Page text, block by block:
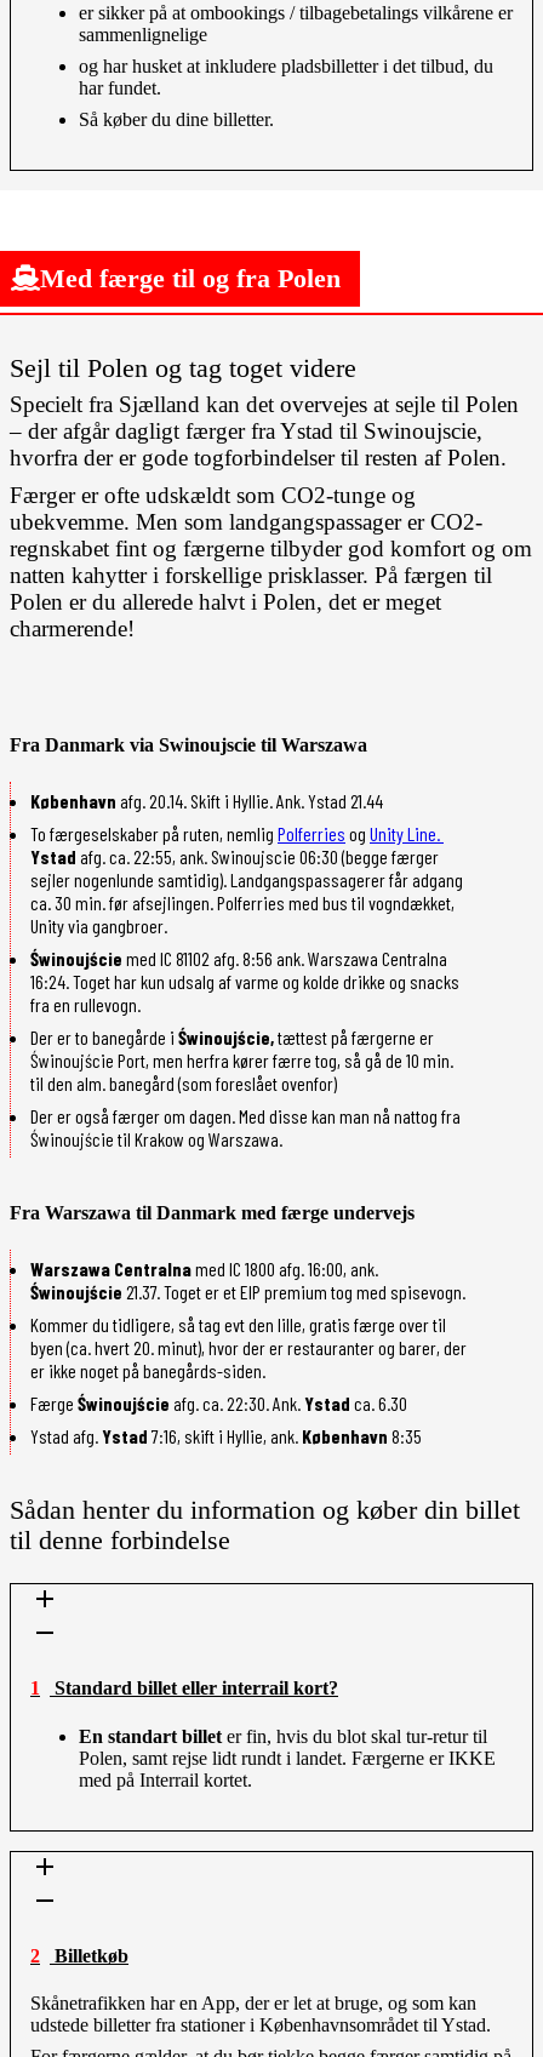
er sikker på at ombookings / tilbagebetalings vilkårene er
sammenlignelige
og har husket at inkludere pladsbilletter i det tilbud, du
har fundet.
Så køber du dine billetter.
Med færge til og fra Polen
Sejl til Polen og tag toget videre
Specielt fra Sjælland kan det overvejes at sejle til Polen
– der afgår dagligt færger fra Ystad til Swinoujscie,
hvorfra der er gode togforbindelser til resten af Polen.
Færger er ofte udskældt som CO2-tunge og
ubekvemme. Men som landgangspassager er CO2-
regnskabet fint og færgerne tilbyder god komfort og om
natten kahytter i forskellige prisklasser. På færgen til
Polen er du allerede halvt i Polen, det er meget
charmerende!
Fra Danmark via Swinoujscie til Warszawa
København afg. 20.14. Skift i Hyllie. Ank. Ystad 21.44
To færgeselskaber på ruten, nemlig Polferries og Unity Line.
Ystad afg. ca. 22:55, ank. Swinoujscie 06:30 (begge færger
sejler nogenlunde samtidig). Landgangspassagerer får adgang
ca. 30 min. før afsejlingen. Polferries med bus til vogndækket,
Unity via gangbroer.
Świnoujście med IC 81102 afg. 8:56 ank. Warszawa Centralna
16:24. Toget har kun udsalg af varme og kolde drikke og snacks
fra en rullevogn.
Der er to banegårde i Świnoujście,tættest på færgerne er
Świnoujście Port, men herfra kører færre tog, så gå de 10 min.
til den alm. banegård (som foreslået ovenfor)
Der er også færger om dagen. Med disse kan man nå nattog fra
Świnoujście til Krakow og Warszawa.
Fra Warszawa til Danmark med færge undervejs
Warszawa Centralnamed IC 1800 afg. 16:00, ank.
Świnoujście 21.37. Toget er et EIP premium tog med spisevogn.
Kommer du tidligere, så tag evt den lille, gratis færge over til
byen (ca. hvert 20. minut), hvor der er restauranter og barer, der
er ikke noget på banegårds-siden.
Færge Świnoujście afg. ca. 22:30. Ank.Ystad ca. 6.30
Ystad afg.Ystad 7:16, skift i Hyllie, ank. København 8:35
Sådan henter du information og køber din billet
til denne forbindelse
1 Standard billet eller interrail kort?
En standart billet er fin, hvis du blot skal tur-retur til
Polen, samt rejse lidt rundt i landet. Færgerne er IKKE
med på Interrail kortet.
2 Billetkøb
Skånetrafikken har en App, der er let at bruge, og som kan
udstede billetter fra stationer i Københavnsområdet til Ystad.